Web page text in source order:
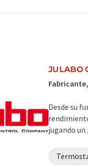
JULABO
Desde su
jugando